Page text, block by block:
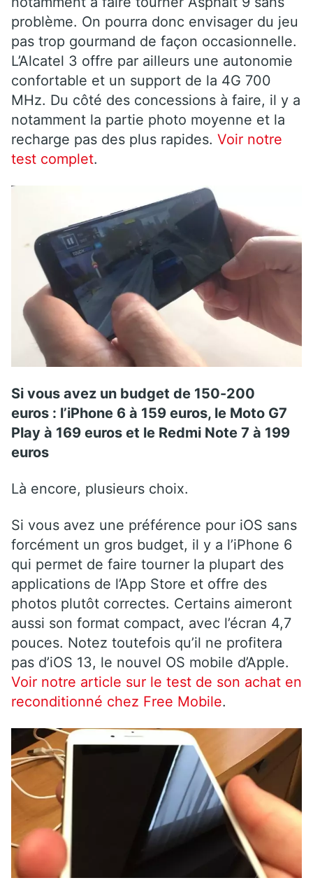
problème. On pourra donc envisager du jeu
pas trop gourmand de façon occasionnelle.
L’Alcatel 3 offre par ailleurs une autonomie
confortable et un support de la 4G 700
MHz. Du côté des concessions à faire, il y a
notamment la partie photo moyenne et la
recharge pas des plus rapides. Voir notre
test complet.
Si vous avez un budget de 150-200
euros : l’iPhone 6 à 159 euros, le Moto G7
Play à 169 euros et le Redmi Note 7 à 199
euros
Là encore, plusieurs choix.
Si vous avez une préférence pour iOS sans
forcément un gros budget, il y a l’iPhone 6
qui permet de faire tourner la plupart des
applications de l’App Store et offre des
photos plutôt correctes. Certains aimeront
aussi son format compact, avec l’écran 4,7
pouces. Notez toutefois qu’il ne profitera
pas d’iOS 13, le nouvel OS mobile d’Apple.
Voir notre article sur le test de son achat en
reconditionné chez Free Mobile.